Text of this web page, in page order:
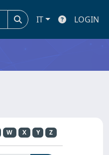
IT LOGIN
W X Y Z